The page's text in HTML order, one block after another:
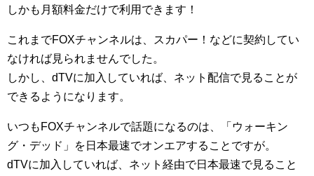
しかも月額料金だけで利用できます！
これまでFOXチャンネルは、スカパー！などに契約してい
なければ見られませんでした。
しかし、dTVに加入していれば、ネット配信で見ることが
できるようになります。
いつもFOXチャンネルで話題になるのは、「ウォーキン
グ・デッド」を日本最速でオンエアすることですが。
dTVに加入していれば、ネット経由で日本最速で見ること